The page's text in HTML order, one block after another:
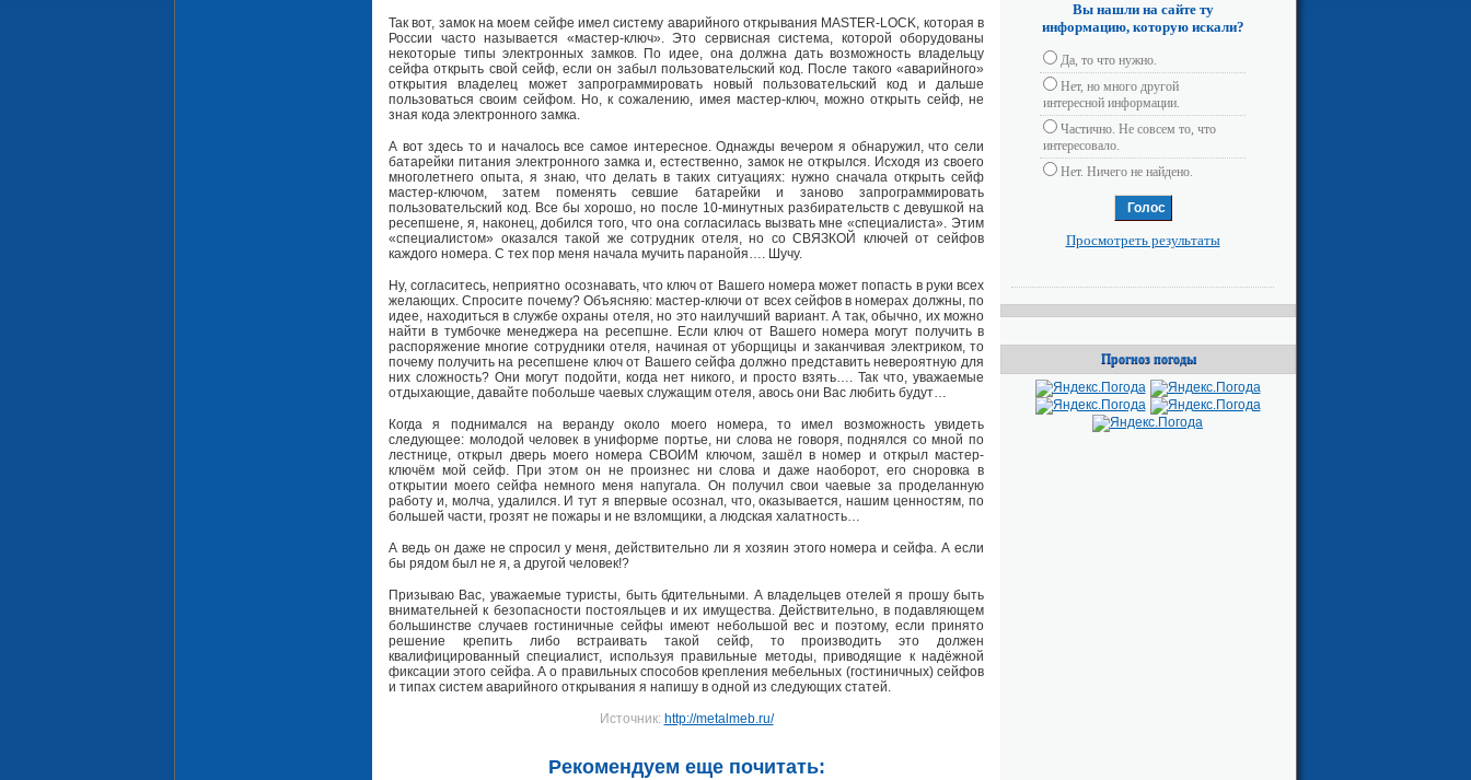
Так вот, замок на моем сейфе имел систему аварийного открывания MASTER-LOCK, которая в
России часто называется «мастер-ключ». Это сервисная система, которой оборудованы
некоторые типы электронных замков. По идее, она должна дать возможность владельцу
сейфа открыть свой сейф, если он забыл пользовательский код. После такого «аварийного»
открытия владелец может запрограммировать новый пользовательский код и дальше
пользоваться своим сейфом. Но, к сожалению, имея мастер-ключ, можно открыть сейф, не
зная кода электронного замка.
А вот здесь то и началось все самое интересное. Однажды вечером я обнаружил, что сели
батарейки питания электронного замка и, естественно, замок не открылся. Исходя из своего
многолетнего опыта, я знаю, что делать в таких ситуациях: нужно сначала открыть сейф
мастер-ключом, затем поменять севшие батарейки и заново запрограммировать
пользовательский код. Все бы хорошо, но после 10-минутных разбирательств с девушкой на
ресепшене, я, наконец, добился того, что она согласилась вызвать мне «специалиста». Этим
«специалистом» оказался такой же сотрудник отеля, но со СВЯЗКОЙ ключей от сейфов
каждого номера. С тех пор меня начала мучить паранойя…. Шучу.
Ну, согласитесь, неприятно осознавать, что ключ от Вашего номера может попасть в руки всех
желающих. Спросите почему? Объясняю: мастер-ключи от всех сейфов в номерах должны, по
идее, находиться в службе охраны отеля, но это наилучший вариант. А так, обычно, их можно
найти в тумбочке менеджера на ресепшне. Если ключ от Вашего номера могут получить в
распоряжение многие сотрудники отеля, начиная от уборщицы и заканчивая электриком, то
почему получить на ресепшене ключ от Вашего сейфа должно представить невероятную для
них сложность? Они могут подойти, когда нет никого, и просто взять…. Так что, уважаемые
отдыхающие, давайте побольше чаевых служащим отеля, авось они Вас любить будут…
Когда я поднимался на веранду около моего номера, то имел возможность увидеть
следующее: молодой человек в униформе портье, ни слова не говоря, поднялся со мной по
лестнице, открыл дверь моего номера СВОИМ ключом, зашёл в номер и открыл мастер-
ключём мой сейф. При этом он не произнес ни слова и даже наоборот, его сноровка в
открытии моего сейфа немного меня напугала. Он получил свои чаевые за проделанную
работу и, молча, удалился. И тут я впервые осознал, что, оказывается, нашим ценностям, по
большей части, грозят не пожары и не взломщики, а людская халатность…
А ведь он даже не спросил у меня, действительно ли я хозяин этого номера и сейфа. А если
бы рядом был не я, а другой человек!?
Призываю Вас, уважаемые туристы, быть бдительными. А владельцев отелей я прошу быть
внимательней к безопасности постояльцев и их имущества. Действительно, в подавляющем
большинстве случаев гостиничные сейфы имеют небольшой вес и поэтому, если принято
решение крепить либо встраивать такой сейф, то производить это должен
квалифицированный специалист, используя правильные методы, приводящие к надёжной
фиксации этого сейфа. А о правильных способов крепления мебельных (гостиничных) сейфов
и типах систем аварийного открывания я напишу в одной из следующих статей.
Источник: http://metalmeb.ru/
Рекомендуем еще почитать:
Вы нашли на сайте ту
информацию, которую искали?
Да, то что нужно.
Нет, но много другой
интересной информации.
Частично. Не совсем то, что
интересовало.
Нет. Ничего не найдено.
Просмотреть результаты
Прогноз погоды